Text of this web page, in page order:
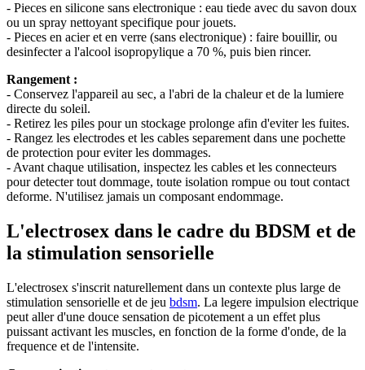
- Pieces en silicone sans electronique : eau tiede avec du savon doux
ou un spray nettoyant specifique pour jouets.
- Pieces en acier et en verre (sans electronique) : faire bouillir, ou
desinfecter a l'alcool isopropylique a 70 %, puis bien rincer.
Rangement :
- Conservez l'appareil au sec, a l'abri de la chaleur et de la lumiere
directe du soleil.
- Retirez les piles pour un stockage prolonge afin d'eviter les fuites.
- Rangez les electrodes et les cables separement dans une pochette
de protection pour eviter les dommages.
- Avant chaque utilisation, inspectez les cables et les connecteurs
pour detecter tout dommage, toute isolation rompue ou tout contact
deforme. N'utilisez jamais un composant endommage.
L'electrosex dans le cadre du BDSM et de
la stimulation sensorielle
L'electrosex s'inscrit naturellement dans un contexte plus large de
stimulation sensorielle et de jeu bdsm. La legere impulsion electrique
peut aller d'une douce sensation de picotement a un effet plus
puissant activant les muscles, en fonction de la forme d'onde, de la
frequence et de l'intensite.